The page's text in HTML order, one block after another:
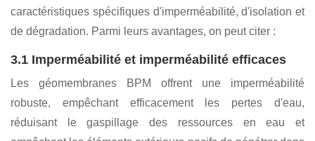
géomembranes BPM
En tant que nouveau type de matériau respectueux de
l'environnement, les géomembranes BPM offrent une